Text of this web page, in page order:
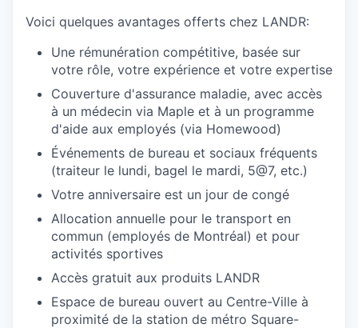
Voici quelques avantages offerts chez LANDR:
Une rémunération compétitive, basée sur
votre rôle, votre expérience et votre expertise
Couverture d'assurance maladie, avec accès
à un médecin via Maple et à un programme
d'aide aux employés (via Homewood)
Événements de bureau et sociaux fréquents
(traiteur le lundi, bagel le mardi, 5@7, etc.)
Votre anniversaire est un jour de congé
Allocation annuelle pour le transport en
commun (employés de Montréal) et pour
activités sportives
Accès gratuit aux produits LANDR
Espace de bureau ouvert au Centre-Ville à
proximité de la station de métro Square-